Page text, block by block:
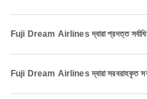
Fuji Dream Airlines দ্বারা প্রদত্ত
Fuji Dream Airlines দ্বারা সরবরাহকৃত